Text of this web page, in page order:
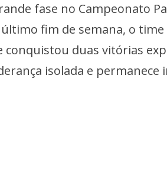
fase no Campeonato
fim de semana, o
duas vitórias
isolada e permanece